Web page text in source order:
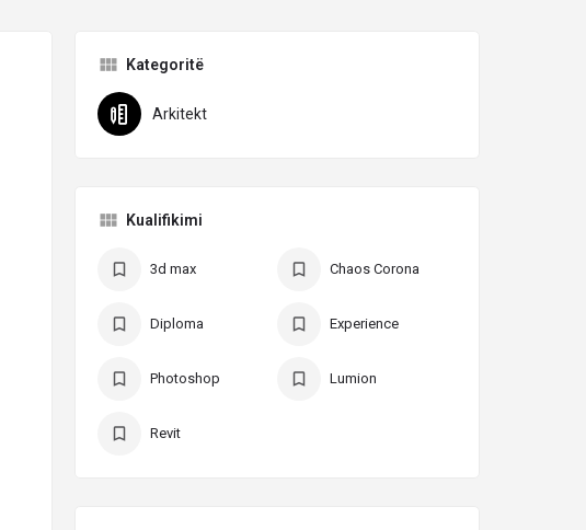
Kategoritë
Arkitekt
Kualifikimi
3d max Chaos Corona
Diploma Experience
Photoshop Lumion
Revit